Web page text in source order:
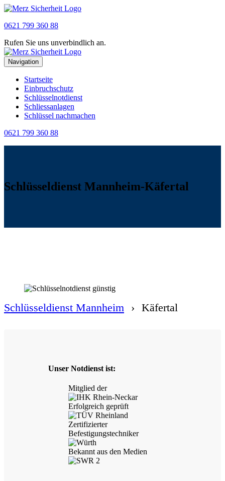
0621 799 360 88
Rufen Sie uns unverbindlich an.
Navigation
Startseite
Einbruchschutz
Schlüsselnotdienst
Schliessanlagen
Schlüssel nachmachen
0621 799 360 88
Schlüsseldienst Mannheim-Käfertal
Schlüsseldienst Mannheim › Käfertal
Unser Notdienst ist:
Mitglied der
Erfolgreich geprüft
Zertifizierter
Befestigungstechniker
Bekannt aus den Medien